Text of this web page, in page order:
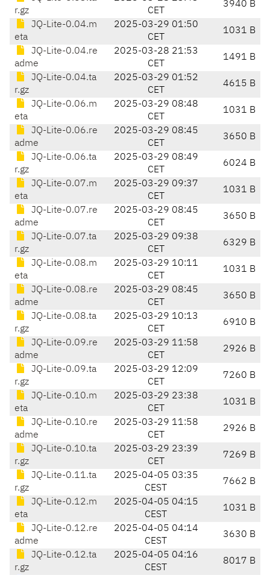
r.gz
CET
3940 B
JQ-Lite-0.04.m
eta
2025-03-29 01:50
CET
1031 B
JQ-Lite-0.04.re
adme
2025-03-28 21:53
CET
1491 B
JQ-Lite-0.04.ta
r.gz
2025-03-29 01:52
CET
4615 B
JQ-Lite-0.06.m
eta
2025-03-29 08:48
CET
1031 B
JQ-Lite-0.06.re
adme
2025-03-29 08:45
CET
3650 B
JQ-Lite-0.06.ta
r.gz
2025-03-29 08:49
CET
6024 B
JQ-Lite-0.07.m
eta
2025-03-29 09:37
CET
1031 B
JQ-Lite-0.07.re
adme
2025-03-29 08:45
CET
3650 B
JQ-Lite-0.07.ta
r.gz
2025-03-29 09:38
CET
6329 B
JQ-Lite-0.08.m
eta
2025-03-29 10:11
CET
1031 B
JQ-Lite-0.08.re
adme
2025-03-29 08:45
CET
3650 B
JQ-Lite-0.08.ta
r.gz
2025-03-29 10:13
CET
6910 B
JQ-Lite-0.09.re
adme
2025-03-29 11:58
CET
2926 B
JQ-Lite-0.09.ta
r.gz
2025-03-29 12:09
CET
7260 B
JQ-Lite-0.10.m
eta
2025-03-29 23:38
CET
1031 B
JQ-Lite-0.10.re
adme
2025-03-29 11:58
CET
2926 B
JQ-Lite-0.10.ta
r.gz
2025-03-29 23:39
CET
7269 B
JQ-Lite-0.11.ta
r.gz
2025-04-05 03:35
CEST
7662 B
JQ-Lite-0.12.m
eta
2025-04-05 04:15
CEST
1031 B
JQ-Lite-0.12.re
adme
2025-04-05 04:14
CEST
3630 B
JQ-Lite-0.12.ta
r.gz
2025-04-05 04:16
CEST
8017 B